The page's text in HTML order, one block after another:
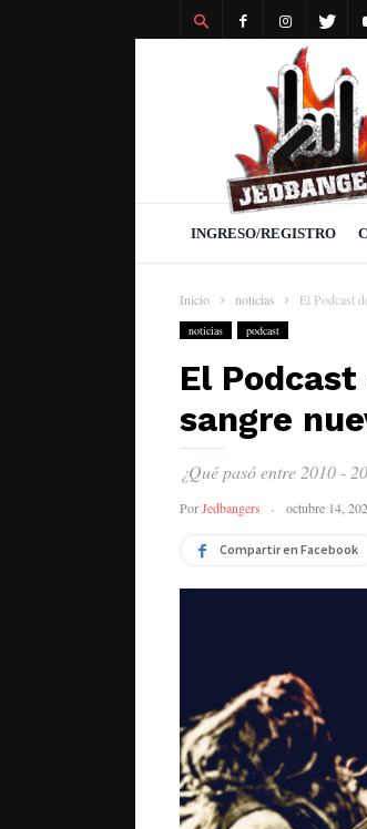
INGRESO/REGISTRO
Inicio noticias El Podcast
noticias podcast
El
sangre
¿Qué pasó entre 2010 -
PorJedbangers octubre 14,
Compartir en Facebook